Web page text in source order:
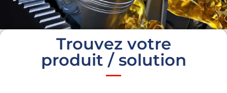
Trouvez votre
produit / solution